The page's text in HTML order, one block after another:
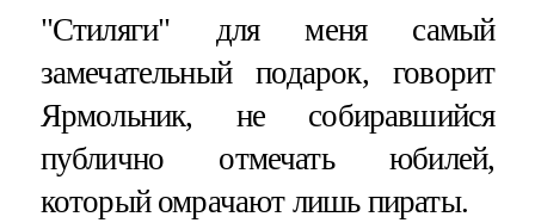
"Стиляги" для меня самый
замечательный подарок, говорит
Ярмольник, не собиравшийся
публично отмечать юбилей,
который омрачают лишь пираты.